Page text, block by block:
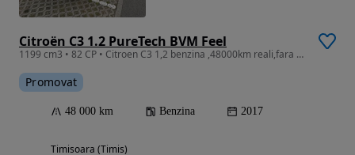
Citroën C3 1.2 PureTech BVM Feel
1199 cm3 • 82 CP • Citroen C3 1,2 benzina ,48000km reali,fara daune.
Promovat
48 000 km Benzina 2017
Timisoara (Timis)